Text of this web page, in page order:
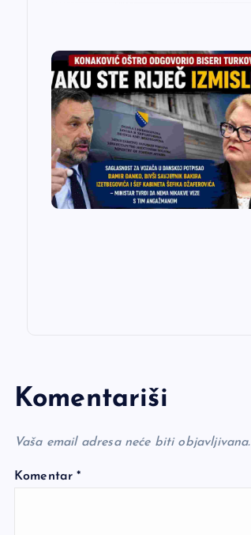
Komentariši
Vaša email adresa neće biti objavljivana.
Komentar*